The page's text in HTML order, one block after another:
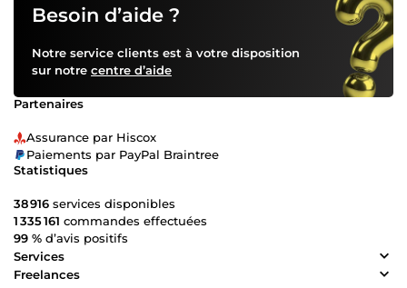
Besoin d’aide ?
Notre service clients est à votre disposition
sur notre centre d’aide
Partenaires
Assurance par Hiscox
Paiements par PayPal Braintree
Statistiques
38 916 services disponibles
1 335 161 commandes effectuées
99 % d’avis positifs
Services
Freelances